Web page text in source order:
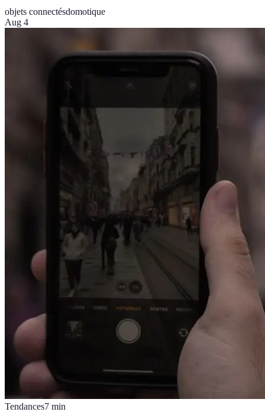
objets connectésdomotique
Aug 4
Tendances7 min